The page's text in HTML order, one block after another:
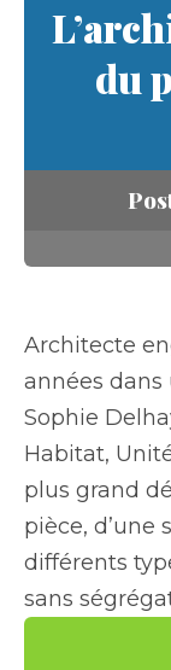
du
Architecte
années dans
Sophie
Habitat,
plus grand
pièce, d’une
différents
sans